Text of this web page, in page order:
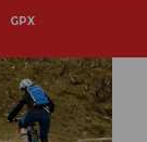
GPX